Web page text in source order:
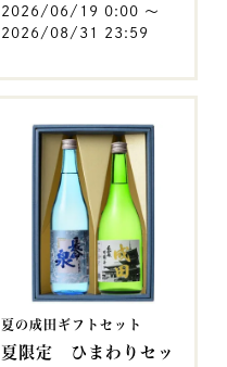
2026/06/19 0:00 〜
2026/08/31 23:59
夏の成田ギフトセット
夏限定 ひまわりセッ